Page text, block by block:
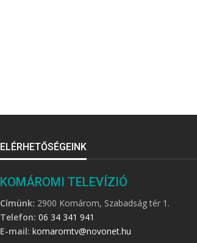
ELÉRHETŐSÉGEINK
KOMÁROMI TELEVÍZIÓ
Címünk: 2900 Komárom, Szabadság tér 1.
Telefon: 06 34 341 941
E-mail: komaromtv@novonet.hu